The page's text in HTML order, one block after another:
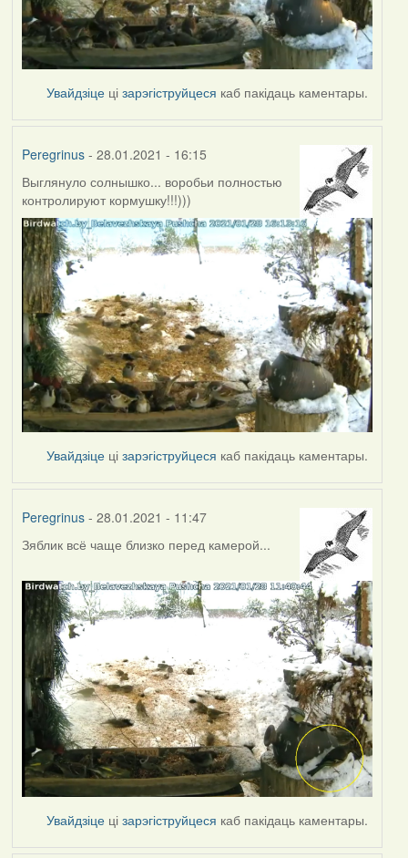
Увайдзіце цізарэгіструйцеся каб пакідаць каментары.
Peregrinus- 28.01.2021 - 16:15
Выглянуло солнышко... воробьи полностью
контролируют кормушку!!!)))
Увайдзіце цізарэгіструйцеся каб пакідаць каментары.
Peregrinus- 28.01.2021 - 11:47
Зяблик всё чаще близко перед камерой...
Увайдзіце цізарэгіструйцеся каб пакідаць каментары.